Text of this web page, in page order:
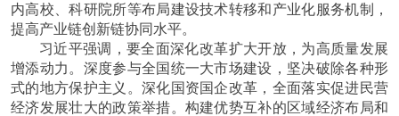
内高校、科研院所等布局建设技术转移和产业化服务机制，
提高产业链创新链协同水平。
习近平强调，要全面深化改革扩大开放，为高质量发展
增添动力。深度参与全国统一大市场建设，坚决破除各种形
式的地方保护主义。深化国资国企改革，全面落实促进民营
经济发展壮大的政策举措。构建优势互补的区域经济布局和